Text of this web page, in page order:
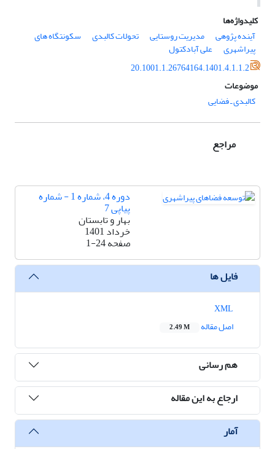
کلیدواژه‌ها
آینده پژوهی
مدیریت روستایی تحولات کالبدی سکونتگاه های
پیراشهری
علی آبادکتول
20.1001.1.26764164.1401.4.1.1.2
موضوعات
کالبدی ـ فضایی
مراجع
دوره 4، شماره 1 - شماره
پیاپی 7
بهار و تابستان
خرداد 1401
صفحه1-24
فایل ها
اصل مقاله
2.49 M
هم رسانی
ارجاع به این مقاله
آمار